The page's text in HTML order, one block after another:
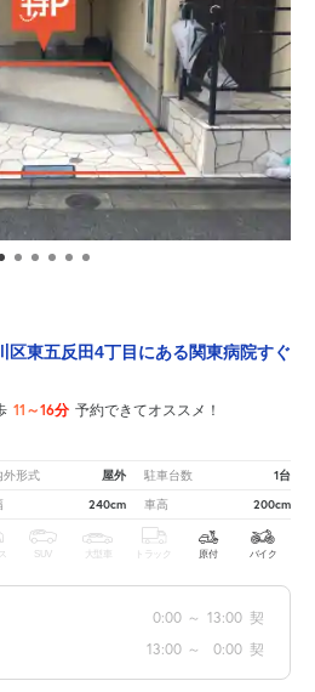
区東五反田4丁目にある関東病院すぐ
11～16分 予約できてオススメ！
外形式 屋外 駐車台数 1台
240cm 車高 200cm
SUV 大型車 トラック 原付 バイク
0:00 ～ 13:00 契
13:00 ～ 0:00 契